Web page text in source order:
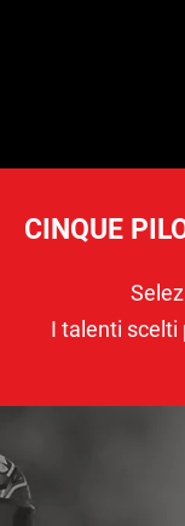
CINQUE
I talenti scelti